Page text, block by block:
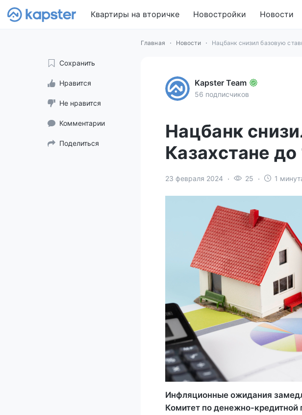
Квартиры на вторичке Новостройки Новости
Главная Новости Нацбанк снизил базовую
Сохранить
Нравится
Не нравится
Комментарии
Поделиться
Kapster Team
56 подписчиков
Нацбанк
Казахстане до
23 февраля 2024 25 1
Инфляционные ожидания
Комитет по денежно-кредитной